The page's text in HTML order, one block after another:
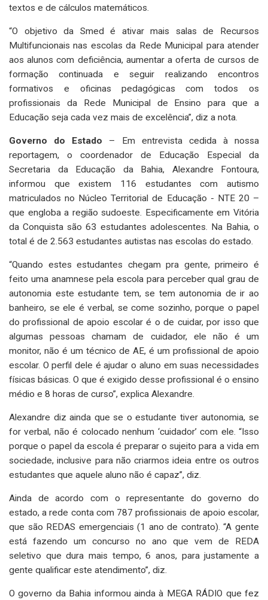
textos e de cálculos matemáticos.
“O objetivo da Smed é ativar mais salas de Recursos
Multifuncionais nas escolas da Rede Municipal para atender
aos alunos com deficiência, aumentar a oferta de cursos de
formação continuada e seguir realizando encontros
formativos e oficinas pedagógicas com todos os
profissionais da Rede Municipal de Ensino para que a
Educação seja cada vez mais de excelência”, diz a nota.
Governo do Estado – Em entrevista cedida à nossa
reportagem, o coordenador de Educação Especial da
Secretaria da Educação da Bahia, Alexandre Fontoura,
informou que existem 116 estudantes com autismo
matriculados no Núcleo Territorial de Educação - NTE 20 –
que engloba a região sudoeste. Especificamente em Vitória
da Conquista são 63 estudantes adolescentes. Na Bahia, o
total é de 2.563 estudantes autistas nas escolas do estado.
“Quando estes estudantes chegam pra gente, primeiro é
feito uma anamnese pela escola para perceber qual grau de
autonomia este estudante tem, se tem autonomia de ir ao
banheiro, se ele é verbal, se come sozinho, porque o papel
do profissional de apoio escolar é o de cuidar, por isso que
algumas pessoas chamam de cuidador, ele não é um
monitor, não é um técnico de AE, é um profissional de apoio
escolar. O perfil dele é ajudar o aluno em suas necessidades
físicas básicas. O que é exigido desse profissional é o ensino
médio e 8 horas de curso”, explica Alexandre.
Alexandre diz ainda que se o estudante tiver autonomia, se
for verbal, não é colocado nenhum ‘cuidador’ com ele. “Isso
porque o papel da escola é preparar o sujeito para a vida em
sociedade, inclusive para não criarmos ideia entre os outros
estudantes que aquele aluno não é capaz”, diz.
Ainda de acordo com o representante do governo do
estado, a rede conta com 787 profissionais de apoio escolar,
que são REDAS emergenciais (1 ano de contrato). “A gente
está fazendo um concurso no ano que vem de REDA
seletivo que dura mais tempo, 6 anos, para justamente a
gente qualificar este atendimento”, diz.
O governo da Bahia informou ainda à MEGA RÁDIO que fez